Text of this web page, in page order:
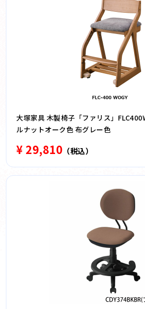
大塚家具 木製椅子「ファリス」
ルナットオーク色 布グレー色
¥ 29,810 （税込）